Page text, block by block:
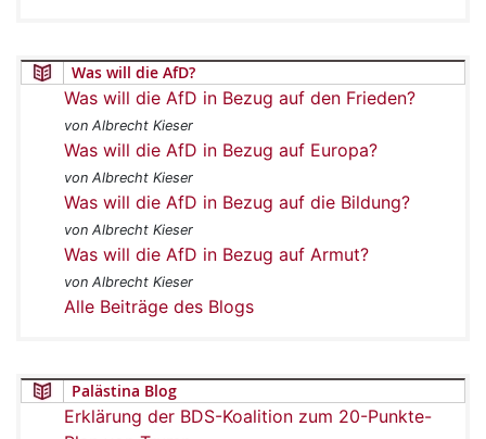
Was will die AfD?
Was will die AfD in Bezug auf den Frieden?
von Albrecht Kieser
Was will die AfD in Bezug auf Europa?
von Albrecht Kieser
Was will die AfD in Bezug auf die Bildung?
von Albrecht Kieser
Was will die AfD in Bezug auf Armut?
von Albrecht Kieser
Alle Beiträge des Blogs
Palästina Blog
Erklärung der BDS-Koalition zum 20-Punkte-